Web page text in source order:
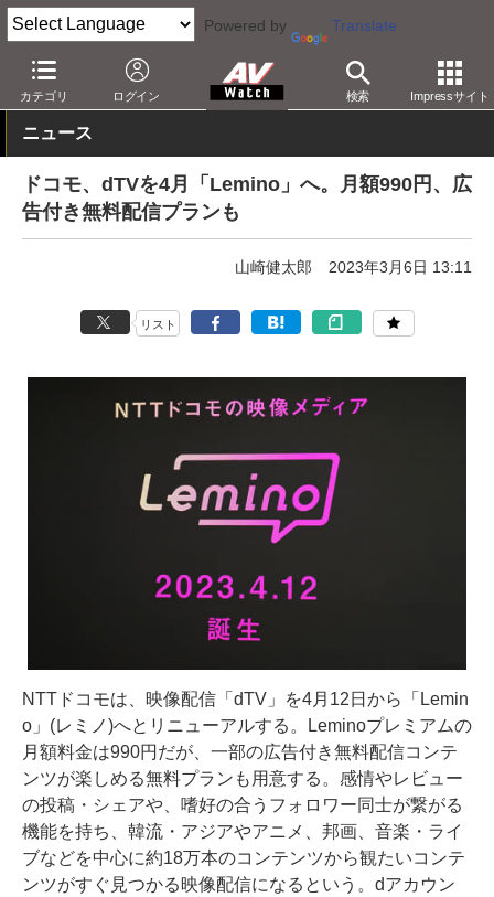
Powered by Translate
カテゴリ ログイン 検索 Impressサイト
AV Watch コンテンツ・サービス 映像配信 dTV
ニュース
ドコモ、dTVを4月「Lemino」へ。月額990円、広
告付き無料配信プランも
山崎健太郎 2023年3月6日 13:11
リスト
NTTドコモは、映像配信「dTV」を4月12日から「Lemin
o」(レミノ)へとリニューアルする。Leminoプレミアムの
月額料金は990円だが、一部の広告付き無料配信コンテ
ンツが楽しめる無料プランも用意する。感情やレビュー
の投稿・シェアや、嗜好の合うフォロワー同士が繋がる
機能を持ち、韓流・アジアやアニメ、邦画、音楽・ライ
ブなどを中心に約18万本のコンテンツから観たいコンテ
ンツがすぐ見つかる映像配信になるという。dアカウン